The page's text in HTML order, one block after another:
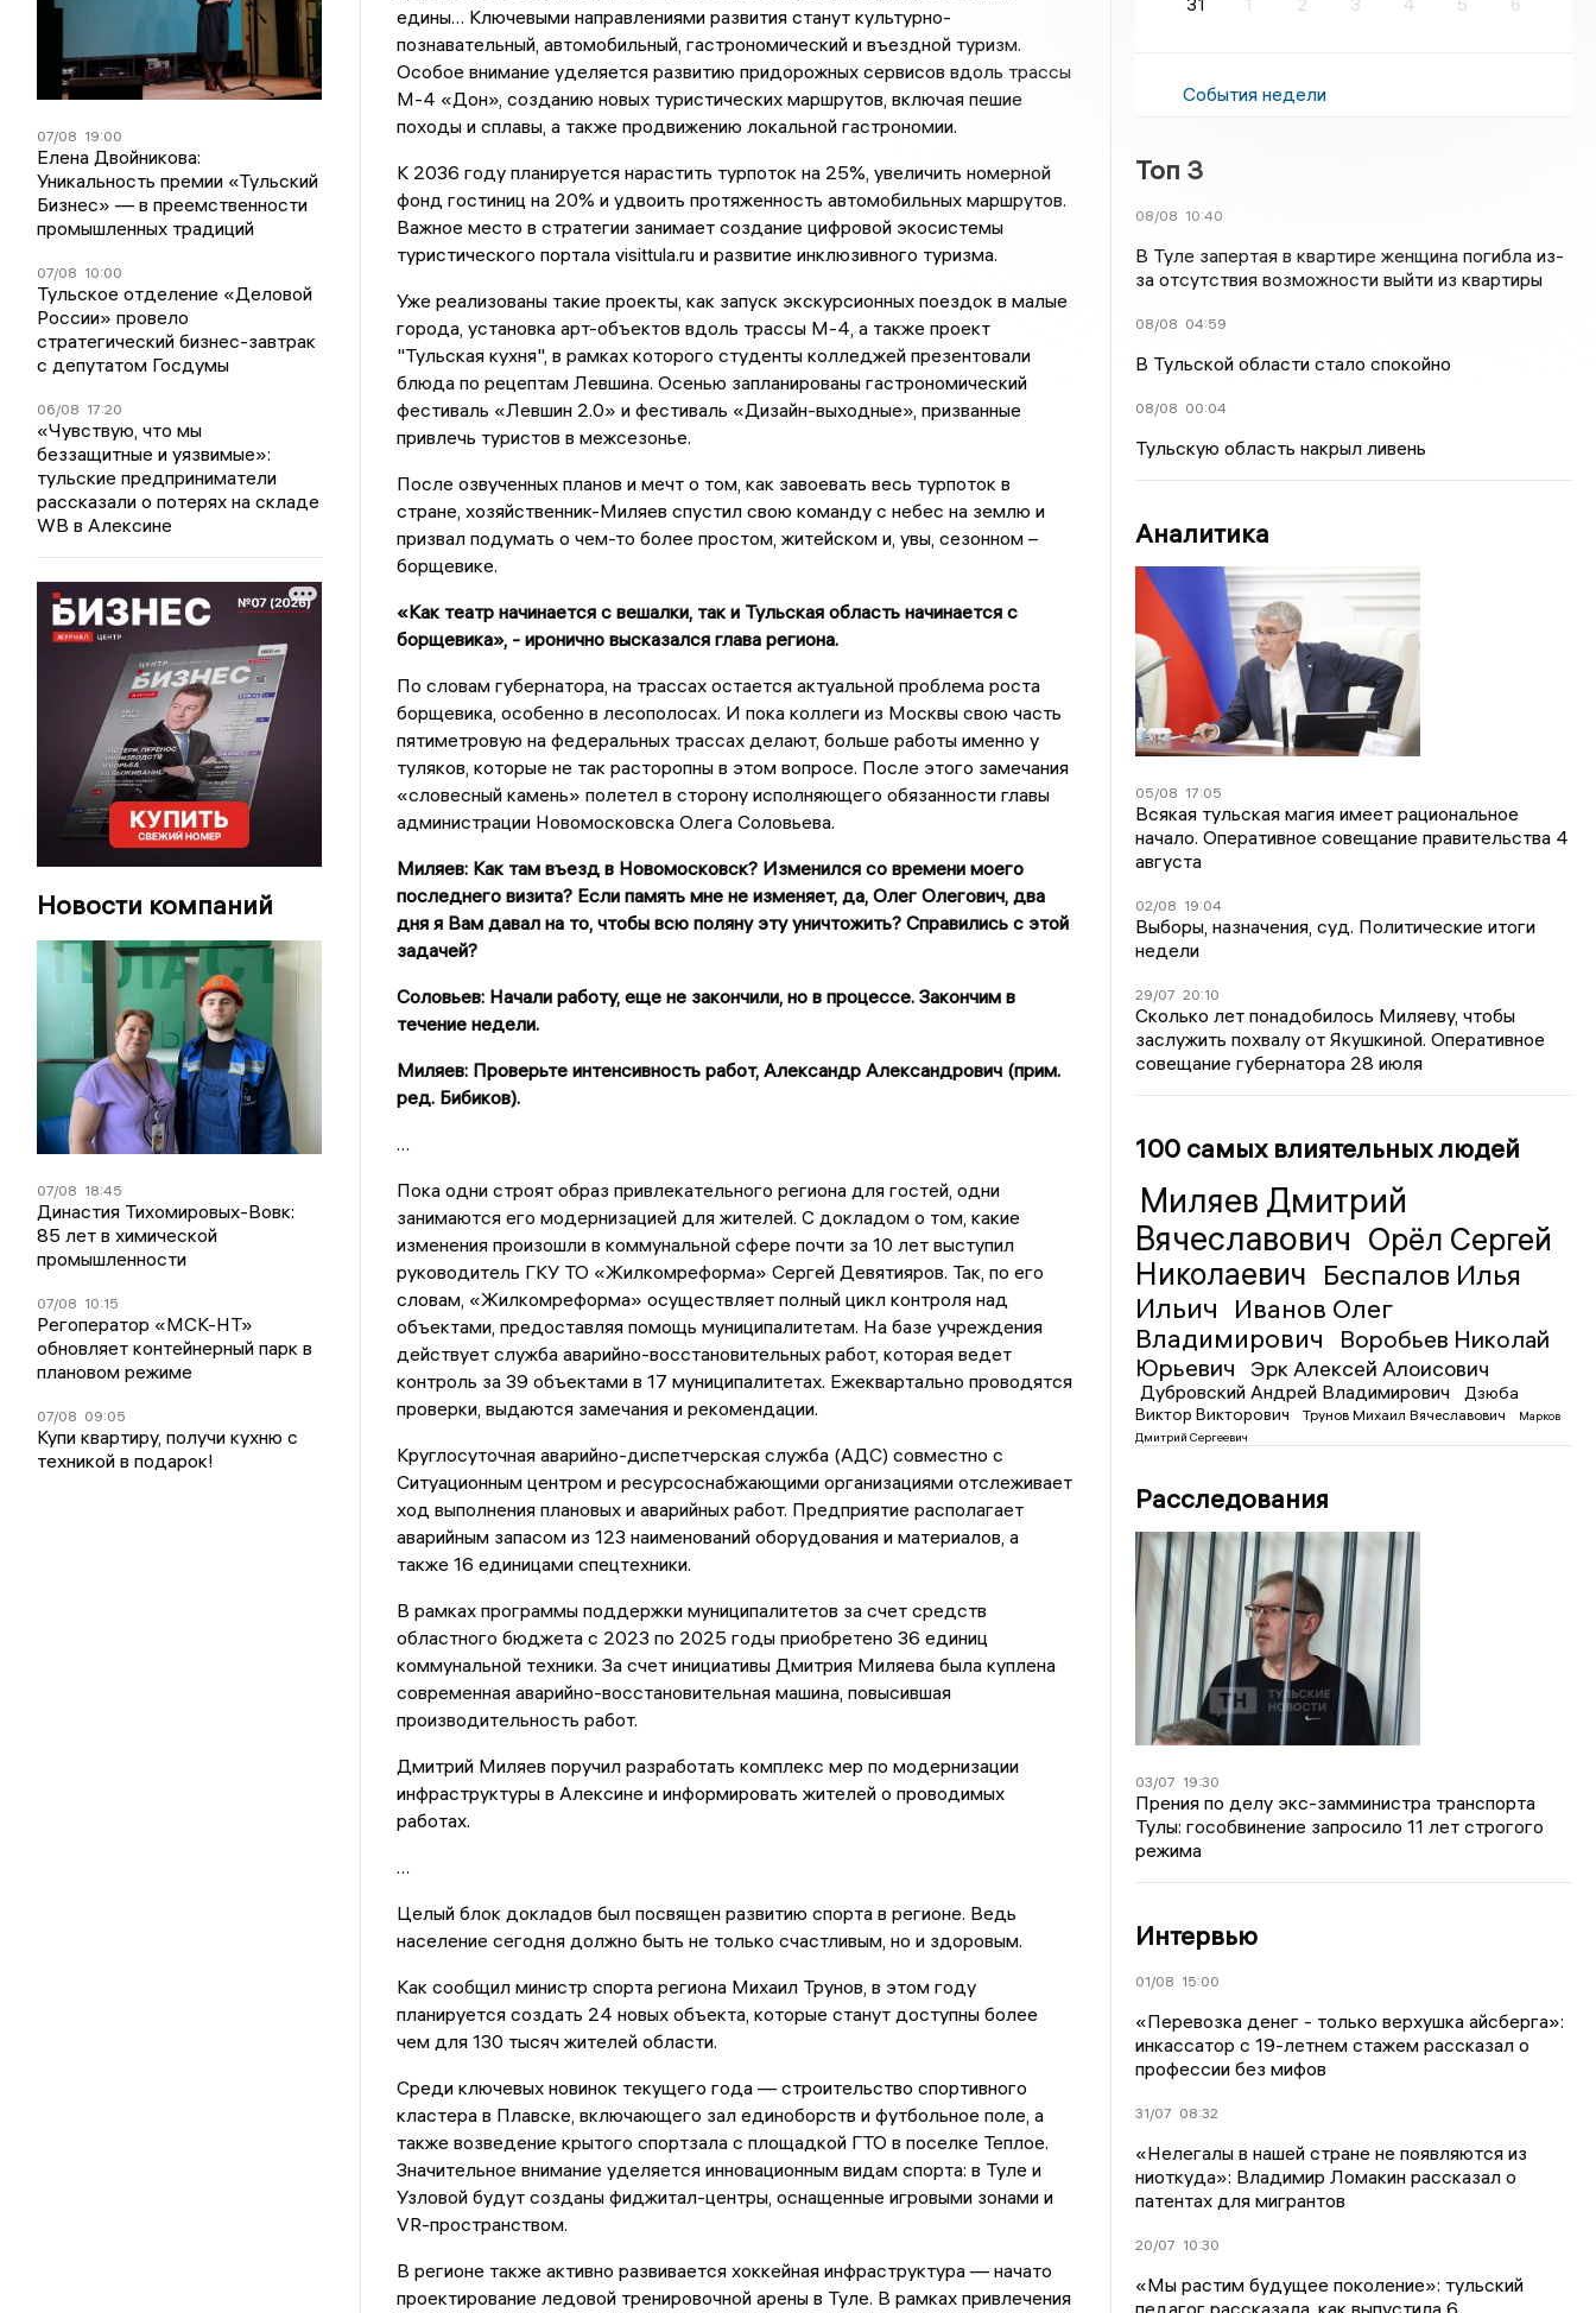
07/08 19:00
Елена Двойникова:
Уникальность премии «Тульский
Бизнес» — в преемственности
промышленных традиций
07/08 10:00
Тульское отделение «Деловой
России» провело
стратегический бизнес-завтрак
с депутатом Госдумы
06/08 17:20
«Чувствую, что мы
беззащитные и уязвимые»:
тульские предприниматели
рассказали о потерях на складе
WB в Алексине
Новости компаний
07/08 18:45
Династия Тихомировых-Вовк:
85 лет в химической
промышленности
07/08 10:15
Регоператор «МСК-НТ»
обновляет контейнерный парк в
плановом режиме
07/08 09:05
Купи квартиру, получи кухню с
техникой в подарок!
едины… Ключевыми направлениями развития станут культурно-
познавательный, автомобильный, гастрономический и въездной туризм.
Особое внимание уделяется развитию придорожных сервисов вдоль трассы
М-4 «Дон», созданию новых туристических маршрутов, включая пешие
походы и сплавы, а также продвижению локальной гастрономии.
К 2036 году планируется нарастить турпоток на 25%, увеличить номерной
фонд гостиниц на 20% и удвоить протяженность автомобильных маршрутов.
Важное место в стратегии занимает создание цифровой экосистемы
туристического портала visittula.ru и развитие инклюзивного туризма.
Уже реализованы такие проекты, как запуск экскурсионных поездок в малые
города, установка арт-объектов вдоль трассы М-4, а также проект
"Тульская кухня", в рамках которого студенты колледжей презентовали
блюда по рецептам Левшина. Осенью запланированы гастрономический
фестиваль «Левшин 2.0» и фестиваль «Дизайн-выходные», призванные
привлечь туристов в межсезонье.
После озвученных планов и мечт о том, как завоевать весь турпоток в
стране, хозяйственник-Миляев спустил свою команду с небес на землю и
призвал подумать о чем-то более простом, житейском и, увы, сезонном –
борщевике.
«Как театр начинается с вешалки, так и Тульская область начинается с
борщевика», - иронично высказался глава региона.
По словам губернатора, на трассах остается актуальной проблема роста
борщевика, особенно в лесополосах. И пока коллеги из Москвы свою часть
пятиметровую на федеральных трассах делают, больше работы именно у
туляков, которые не так расторопны в этом вопросе. После этого замечания
«словесный камень» полетел в сторону исполняющего обязанности главы
администрации Новомосковска Олега Соловьева.
Миляев: Как там въезд в Новомосковск? Изменился со времени моего
последнего визита? Если память мне не изменяет, да, Олег Олегович, два
дня я Вам давал на то, чтобы всю поляну эту уничтожить? Справились с этой
задачей?
Соловьев: Начали работу, еще не закончили, но в процессе. Закончим в
течение недели.
Миляев: Проверьте интенсивность работ, Александр Александрович (прим.
ред. Бибиков).
…
Пока одни строят образ привлекательного региона для гостей, одни
занимаются его модернизацией для жителей. С докладом о том, какие
изменения произошли в коммунальной сфере почти за 10 лет выступил
руководитель ГКУ ТО «Жилкомреформа» Сергей Девятияров. Так, по его
словам, «Жилкомреформа» осуществляет полный цикл контроля над
объектами, предоставляя помощь муниципалитетам. На базе учреждения
действует служба аварийно-восстановительных работ, которая ведет
контроль за 39 объектами в 17 муниципалитетах. Ежеквартально проводятся
проверки, выдаются замечания и рекомендации.
Круглосуточная аварийно-диспетчерская служба (АДС) совместно с
Ситуационным центром и ресурсоснабжающими организациями отслеживает
ход выполнения плановых и аварийных работ. Предприятие располагает
аварийным запасом из 123 наименований оборудования и материалов, а
также 16 единицами спецтехники.
В рамках программы поддержки муниципалитетов за счет средств
областного бюджета с 2023 по 2025 годы приобретено 36 единиц
коммунальной техники. За счет инициативы Дмитрия Миляева была куплена
современная аварийно-восстановительная машина, повысившая
производительность работ.
Дмитрий Миляев поручил разработать комплекс мер по модернизации
инфраструктуры в Алексине и информировать жителей о проводимых
работах.
…
Целый блок докладов был посвящен развитию спорта в регионе. Ведь
население сегодня должно быть не только счастливым, но и здоровым.
Как сообщил министр спорта региона Михаил Трунов, в этом году
планируется создать 24 новых объекта, которые станут доступны более
чем для 130 тысяч жителей области.
Среди ключевых новинок текущего года — строительство спортивного
кластера в Плавске, включающего зал единоборств и футбольное поле, а
также возведение крытого спортзала с площадкой ГТО в поселке Теплое.
Значительное внимание уделяется инновационным видам спорта: в Туле и
Узловой будут созданы фиджитал-центры, оснащенные игровыми зонами и
VR-пространством.
В регионе также активно развивается хоккейная инфраструктура — начато
проектирование ледовой тренировочной арены в Туле. В рамках привлечения
События недели
Топ 3
08/08 10:40
В Туле запертая в квартире женщина погибла из-
за отсутствия возможности выйти из квартиры
08/08 04:59
В Тульской области стало спокойно
08/08 00:04
Тульскую область накрыл ливень
Аналитика
05/08 17:05
Всякая тульская магия имеет рациональное
начало. Оперативное совещание правительства 4
августа
02/08 19:04
Выборы, назначения, суд. Политические итоги
недели
29/07 20:10
Сколько лет понадобилось Миляеву, чтобы
заслужить похвалу от Якушкиной. Оперативное
совещание губернатора 28 июля
100 самых влиятельных людей
Миляев Дмитрий
Вячеславович Орёл Сергей
Николаевич Беспалов Илья
Ильич
Иванов Олег
Владимирович
Воробьев Николай
Юрьевич
Эрк Алексей Алоисович
Дубровский Андрей Владимирович
Дзюба
Виктор Викторович
Трунов Михаил Вячеславович
Марков
Дмитрий Сергеевич
Расследования
03/07 19:30
Прения по делу экс-замминистра транспорта
Тулы: гособвинение запросило 11 лет строгого
режима
Интервью
01/08 15:00
«Перевозка денег - только верхушка айсберга»:
инкассатор с 19-летнем стажем рассказал о
профессии без мифов
31/07 08:32
«Нелегалы в нашей стране не появляются из
ниоткуда»: Владимир Ломакин рассказал о
патентах для мигрантов
20/07 10:30
«Мы растим будущее поколение»: тульский
педагог рассказала, как выпустила 6